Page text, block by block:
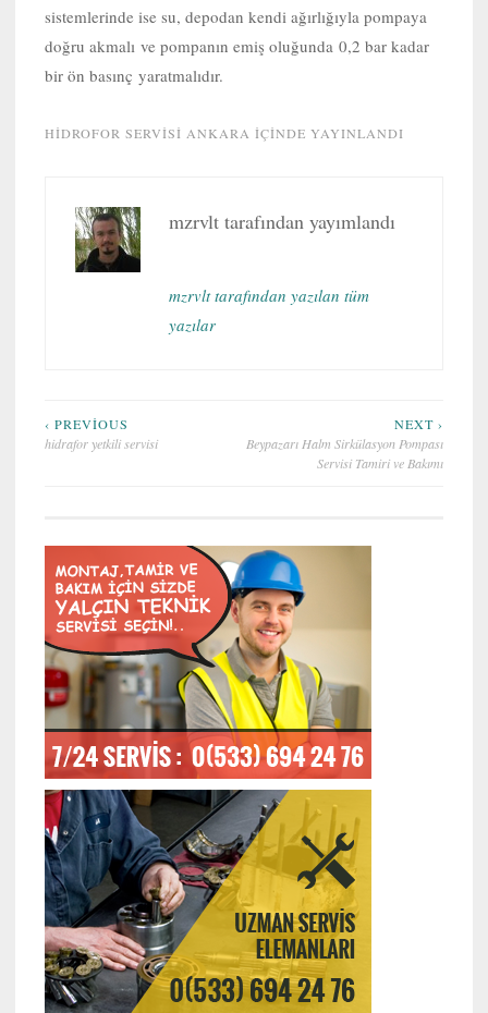
sistemlerinde ise su, depodan kendi ağırlığıyla pompaya
doğru akmalı ve pompanın emiş oluğunda 0,2 bar kadar
bir ön basınç yaratmalıdır.
HIDROFOR SERVISI ANKARA IÇINDE YAYINLANDI
mzrvlt tarafından yayımlandı
mzrvlt tarafından yazılan tüm
yazılar
Yazı
gezinmesi
‹ PREVIOUS
hidrafor yetkili servisi
NEXT ›
Beypazarı Halm Sirkülasyon Pompası
Servisi Tamiri ve Bakımı